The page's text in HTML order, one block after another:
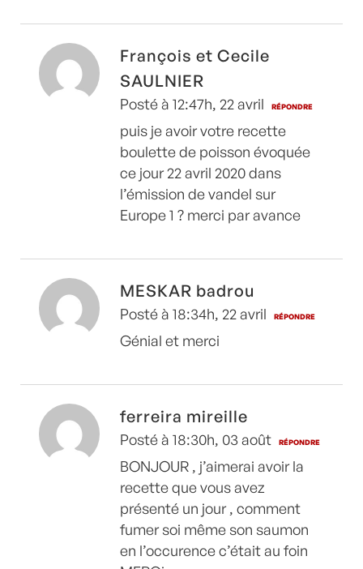
François et Cecile
SAULNIER
Posté à 12:47h, 22 avril RÉPONDRE
puis je avoir votre recette
boulette de poisson évoquée
ce jour 22 avril 2020 dans
l’émission de vandel sur
Europe 1 ? merci par avance
MESKAR badrou
Posté à 18:34h, 22 avril RÉPONDRE
Génial et merci
ferreira mireille
Posté à 18:30h, 03 août RÉPONDRE
BONJOUR , j’aimerai avoir la
recette que vous avez
présenté un jour , comment
fumer soi même son saumon
en l’occurence c’était au foin